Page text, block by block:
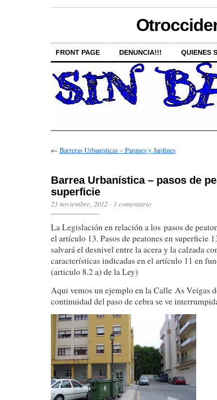
FRONT PAGE DENUNCIA!!! QUIENES
← Barreras Urbanísticas – Parques y Jardines
Barrea Urbanística – pasos de
superficie
23 noviembre, 2012 · 1 comentario
La Legislación en relación a los pasos de
el artículo 13. Pasos de peatones en superficie
salvará el desnivel entre la acera y la calzada
características indicadas en el artículo 11 en
(articulo 8.2 a) de la Ley)
Aqui vemos un ejemplo en la Calle As Veigas
continuidad del paso de cebra se ve